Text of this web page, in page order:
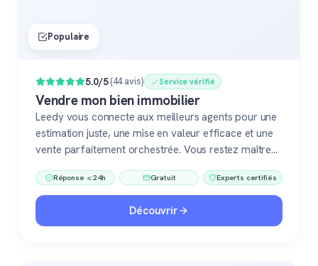
Populaire
5.0/5(44 avis) Service vérifié
Vendre mon bien immobilier
Leedy vous connecte aux meilleurs agents pour une
estimation juste, une mise en valeur efficace et une
vente parfaitement orchestrée. Vous restez maître
Réponse < 24h Gratuit Experts certifiés
Découvrir